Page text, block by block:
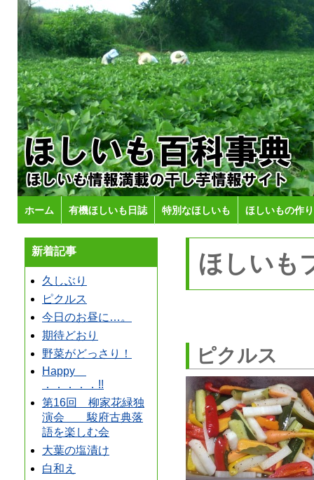
ホーム 有機ほしいも日誌 特別なほしいも ほしいもの作
新着記事
久しぶり
ピクルス
今日のお昼に…。
期待どおり
野菜がどっさり！
Happy
．．．．．!!
第16回 柳家花緑独
演会 駿府古典落
語を楽しむ会
大葉の塩漬け
白和え
ほしいも
ピクルス